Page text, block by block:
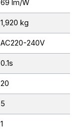
69 lm/W
1,920 kg
AC220-240V
0.1s
20
5
1